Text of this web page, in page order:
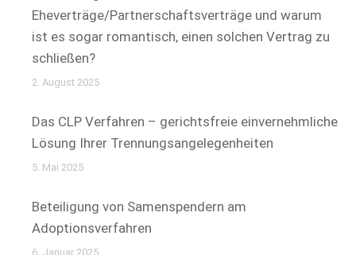
Eheverträge/Partnerschaftsverträge und warum
ist es sogar romantisch, einen solchen Vertrag zu
schließen?
2. August 2025
Das CLP Verfahren – gerichtsfreie einvernehmliche
Lösung Ihrer Trennungsangelegenheiten
5. Mai 2025
Beteiligung von Samenspendern am
Adoptionsverfahren
6. Januar 2025